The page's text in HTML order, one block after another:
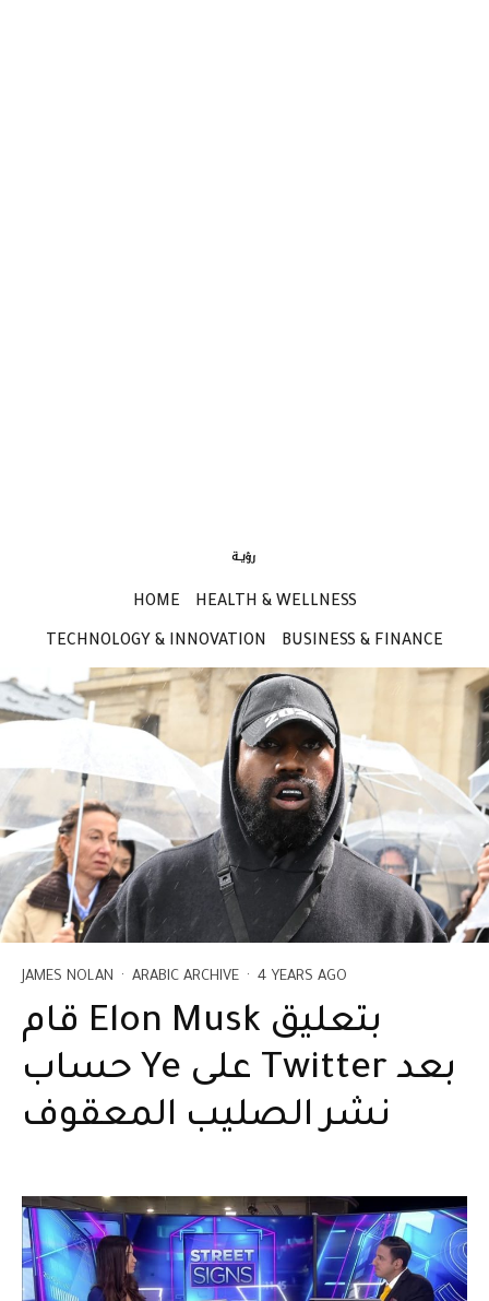
HOME HEALTH & WELLNESS
TECHNOLOGY & INNOVATION BUSINESS & FINANCE
JAMES NOLAN · ARABIC ARCHIVE · 4 YEARS AGO
قام Elon Musk بتعليق
حساب Ye على Twitter بعد
نشر الصليب المعقوف